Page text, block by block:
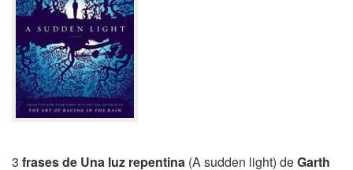
3 frases de Una luz repentina (A sudden light) deGarth